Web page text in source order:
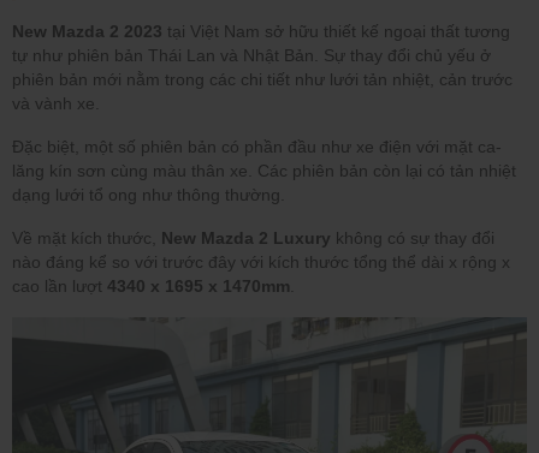
New Mazda 2 2023 tại Việt Nam sở hữu thiết kế ngoại thất tương
tự như phiên bản Thái Lan và Nhật Bản. Sự thay đổi chủ yếu ở
phiên bản mới nằm trong các chi tiết như lưới tản nhiệt, cản trước
và vành xe.
Đặc biệt, một số phiên bản có phần đầu như xe điện với mặt ca-
lăng kín sơn cùng màu thân xe. Các phiên bản còn lại có tản nhiệt
dạng lưới tổ ong như thông thường.
Về mặt kích thước, New Mazda 2 Luxury không có sự thay đổi
nào đáng kể so với trước đây với kích thước tổng thể dài x rộng x
cao lần lượt 4340 x 1695 x 1470mm